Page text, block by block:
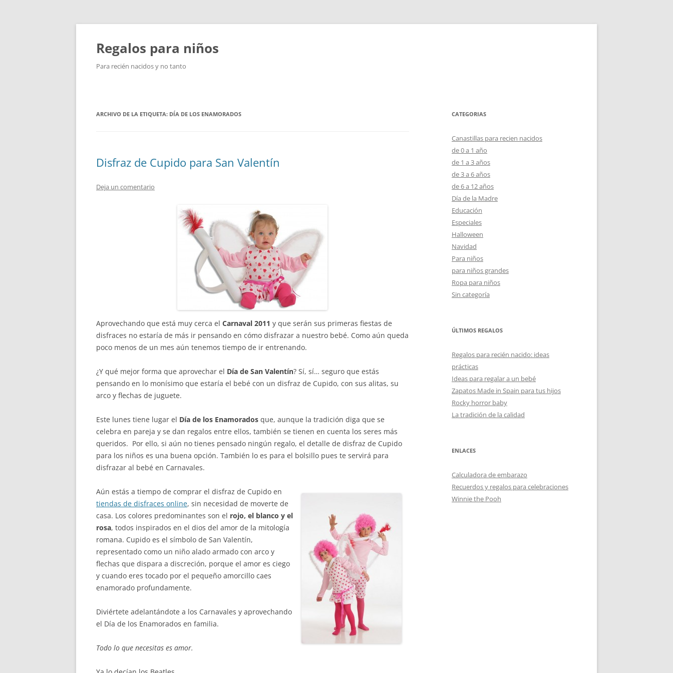
Saltar
contenido
Regalos para niños
Para recién nacidos y no tanto
ARCHIVO DE LA ETIQUETA: DÍA DE LOS ENAMORADOS
Disfraz de Cupido para San Valentín
Deja un comentario
Aprovechando que está muy cerca el Carnaval 2011 y que serán sus primeras fiestas de
disfraces no estaría de más ir pensando en cómo disfrazar a nuestro bebé. Como aún queda
poco menos de un mes aún tenemos tiempo de ir entrenando.
¿Y qué mejor forma que aprovechar el Día de San Valentín? Sí, sí… seguro que estás
pensando en lo monísimo que estaría el bebé con un disfraz de Cupido, con sus alitas, su
arco y flechas de juguete.
Este lunes tiene lugar el Día de los Enamorados que, aunque la tradición diga que se
celebra en pareja y se dan regalos entre ellos, también se tienen en cuenta los seres más
queridos. Por ello, si aún no tienes pensado ningún regalo, el detalle de disfraz de Cupido
para los niños es una buena opción. También lo es para el bolsillo pues te servirá para
disfrazar al bebé en Carnavales.
Aún estás a tiempo de comprar el disfraz de Cupido en
tiendas de disfraces online, sin necesidad de moverte de
casa. Los colores predominantes son el rojo, el blanco y el
rosa, todos inspirados en el dios del amor de la mitología
romana. Cupido es el símbolo de San Valentín,
representado como un niño alado armado con arco y
flechas que dispara a discreción, porque el amor es ciego
y cuando eres tocado por el pequeño amorcillo caes
enamorado profundamente.
Diviértete adelantándote a los Carnavales y aprovechando
el Día de los Enamorados en familia.
Todo lo que necesitas es amor.
CATEGORIAS
Canastillas para recien nacidos
de 0 a 1 año
de 1 a 3 años
de 3 a 6 años
de 6 a 12 años
Día de la Madre
Educación
Especiales
Halloween
Navidad
Para niños
para niños grandes
Ropa para niños
Sin categoría
ÚLTIMOS REGALOS
Regalos para recién nacido: ideas
prácticas
Ideas para regalar a un bebé
Zapatos Made in Spain para tus hijos
Rocky horror baby
La tradición de la calidad
ENLACES
Calculadora de embarazo
Recuerdos y regalos para celebraciones
Winnie the Pooh